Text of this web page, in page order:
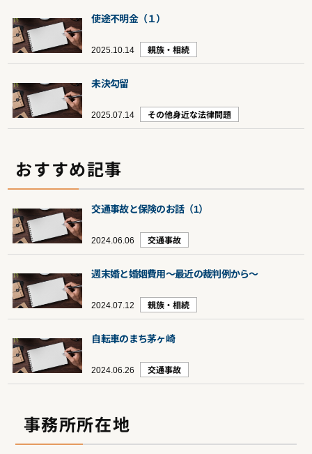
使途不明金（１）
2025.10.14 親族・相続
未決勾留
2025.07.14 その他身近な法律問題
おすすめ記事
交通事故と保険のお話（1）
2024.06.06 交通事故
週末婚と婚姻費用～最近の裁判例から～
2024.07.12 親族・相続
自転車のまち茅ヶ崎
2024.06.26 交通事故
事務所所在地